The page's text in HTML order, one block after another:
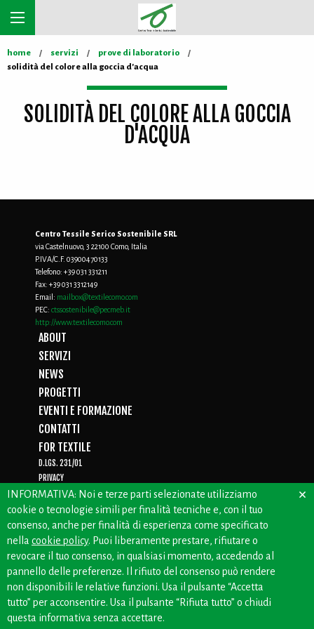
home servizi
prove di laboratorio
solidità del colore alla goccia d'acqua
SOLIDITÀ DEL COLORE ALLA GOCCIA
D'ACQUA
Centro Tessile Serico Sostenibile SRL
via Castelnuovo, 3 22100 Como, Italia
P.IVA/C.F. 03900470133
Telefono: +39 031 331211
Fax: +39 031 3312149
Email: mailbox@textilecomo.com
PEC: ctssostenibile@pecmeb.it
http://www.textilecomo.com
ABOUT
SERVIZI
NEWS
PROGETTI
EVENTI E FORMAZIONE
CONTATTI
FOR TEXTILE
D.LGS. 231/01
PRIVACY
WHISTLEBLOWING
CREDITS: OFFICINEBIANCHE
INFORMATIVA: Noi e terze parti selezionate utilizziamo
cookie o tecnologie simili per finalità tecniche e, con il tuo
consenso, anche per finalità di esperienza come specificato
nella cookie policy. Puoi liberamente prestare, rifiutare o
revocare il tuo consenso, in qualsiasi momento, accedendo al
pannello delle preferenze. Il rifiuto del consenso può rendere
non disponibili le relative funzioni. Usa il pulsante “Accetta
tutto” per acconsentire. Usa il pulsante “Rifiuta tutto” o chiudi
questa informativa senza accettare.
×